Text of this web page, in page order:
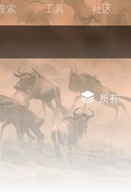
索 工具 社区
所有